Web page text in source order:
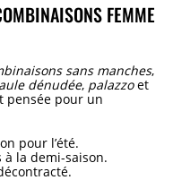
FEMME
sans manches,
dénudée, palazzoet
pensée pour un
pour l’été.
la demi-saison.